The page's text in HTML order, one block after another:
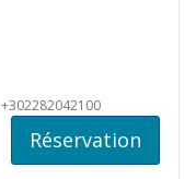
+302282042100
Réservation